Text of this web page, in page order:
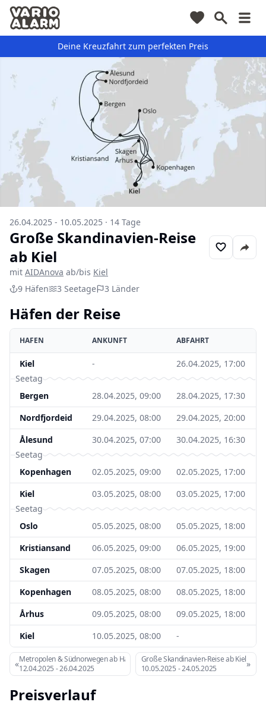
Deine Kreuzfahrt zum perfekten Preis
26.04.2025 - 10.05.2025 · 14 Tage
Große Skandinavien-Reise
ab Kiel
mit AIDAnova ab/bis Kiel
9 Häfen 3 Seetage 3 Länder
Häfen der Reise
HAFEN ANKUNFT ABFAHRT
Kiel -
26.04.2025, 17:00
Seetag
Bergen
28.04.2025, 09:00
28.04.2025, 17:30
Nordfjordeid
29.04.2025, 08:00
29.04.2025, 20:00
Ålesund
30.04.2025, 07:00
30.04.2025, 16:30
Seetag
Kopenhagen
02.05.2025, 09:00
02.05.2025, 17:00
Kiel
03.05.2025, 08:00
03.05.2025, 17:00
Seetag
Oslo
05.05.2025, 08:00
05.05.2025, 18:00
Kristiansand
06.05.2025, 09:00
06.05.2025, 19:00
Skagen
07.05.2025, 08:00
07.05.2025, 18:00
Kopenhagen
08.05.2025, 08:00
08.05.2025, 18:00
Århus
09.05.2025, 08:00
09.05.2025, 18:00
Kiel
10.05.2025, 08:00 -
«Metropolen & Südnorwegen ab Hamburg
12.04.2025 -26.04.2025
Große Skandinavien-Reise ab Kiel
10.05.2025 -24.05.2025 »
Preisverlauf